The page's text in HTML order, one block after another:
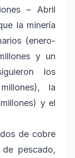
– Abril
la minería
(enero-
y un
los
la
y el
de cobre
pescado,